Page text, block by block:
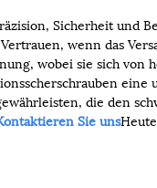
Sicherheit und
wenn das
wobei sie sich von
eine
die den
Sie uns